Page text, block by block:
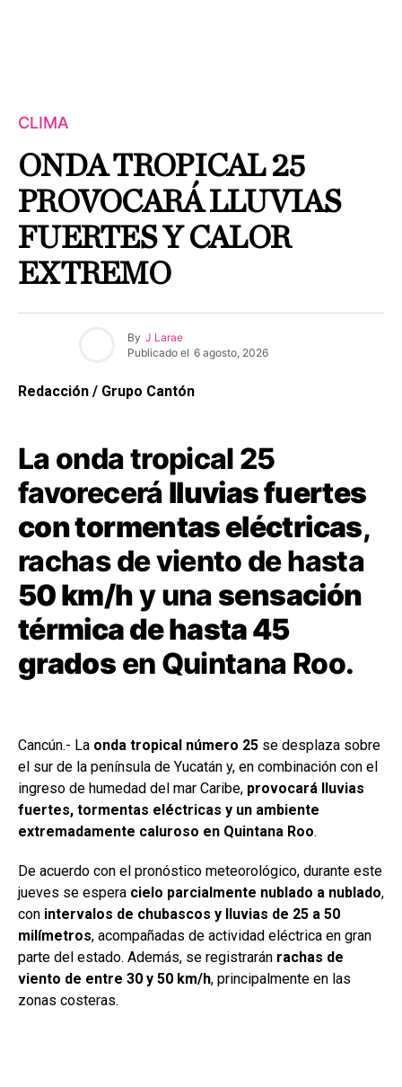
CLIMA
ONDA TROPICAL 25
PROVOCARÁ LLUVIAS
FUERTES Y CALOR
EXTREMO
By J Larae
Publicado el 6 agosto, 2026
Redacción / Grupo Cantón
La onda tropical 25
favorecerá lluvias fuertes
con tormentas eléctricas,
rachas de viento de hasta
50 km/hy una sensación
térmica de hasta 45
grados en Quintana Roo.
Cancún.- La onda tropical número 25 se desplaza sobre
el sur de la península de Yucatán y, en combinación con el
ingreso de humedad del mar Caribe, provocará lluvias
fuertes, tormentas eléctricas y un ambiente
extremadamente caluroso en Quintana Roo.
De acuerdo con el pronóstico meteorológico, durante este
jueves se espera cielo parcialmente nublado a nublado,
con intervalos de chubascos y lluvias de 25 a 50
milímetros, acompañadas de actividad eléctrica en gran
parte del estado. Además, se registrarán rachas de
viento de entre 30 y 50 km/h, principalmente en las
zonas costeras.